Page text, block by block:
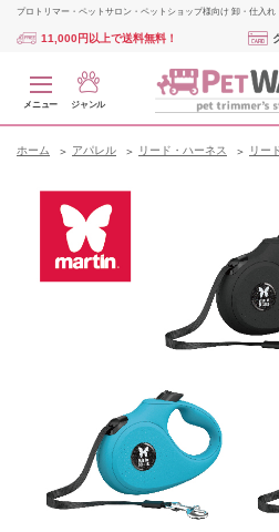
プロトリマー・ペットサロン・ペットショップ様向け 卸・仕入れ
11,000円以上で送料無料！
メニュー ジャンル
ホーム アパレル リード・ハーネス リー